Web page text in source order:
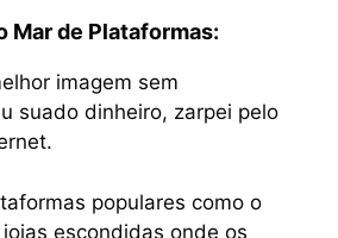
Mar de Plataformas:
imagem sem
suado dinheiro, zarpei pelo
populares como o
escondidas onde os